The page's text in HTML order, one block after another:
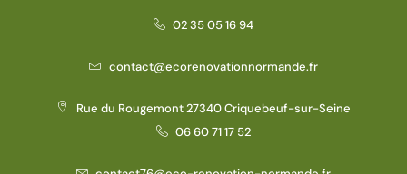
02 35 05 16 94
contact@ecorenovationnormande.fr
Rue du Rougemont 27340 Criquebeuf-sur-Seine
06 60 71 17 52